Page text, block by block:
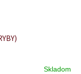
Skladom